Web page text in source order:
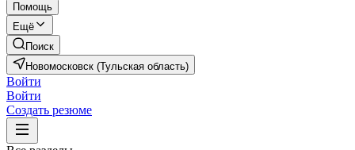
Помощь
Ещё
Поиск
Новомосковск (Тульская область)
Войти
Войти
Создать резюме